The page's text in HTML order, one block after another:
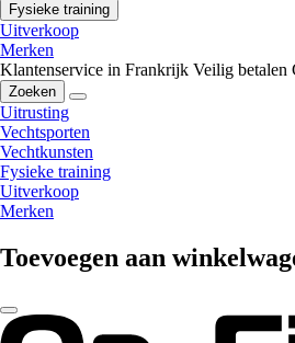
Fysieke training
Uitverkoop
Merken
Klantenservice in Frankrijk Veilig betalen
Zoeken
Uitrusting
Vechtsporten
Vechtkunsten
Fysieke training
Uitverkoop
Merken
Toevoegen aan